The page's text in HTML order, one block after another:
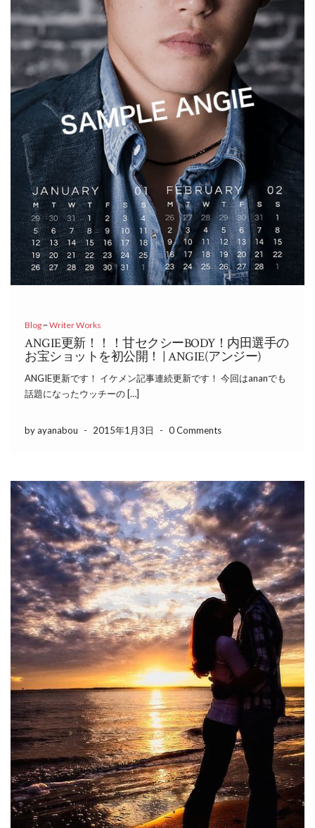
Blog~Writer Works
ANGIE更新！！！甘セクシーBODY！内田選手の
お宝ショットを初公開！ | ANGIE(アンジー)
ANGIE更新です！ イケメン記事連続更新です！ 今回はananでも
話題になったウッチーの […]
by ayanabou - 2015年1月3日 - 0 Comments